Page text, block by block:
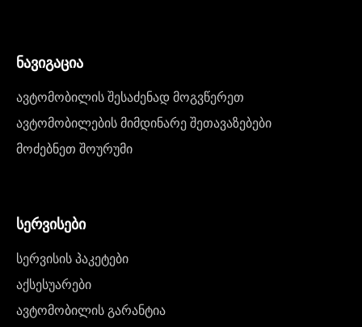
ნავიგაცია
ავტომობილის შესაძენად მოგვწერეთ
ავტომობილების მიმდინარე შეთავაზებები
მოძებნეთ შოურუმი
სერვისები
სერვისის პაკეტები
აქსესუარები
ავტომობილის გარანტია